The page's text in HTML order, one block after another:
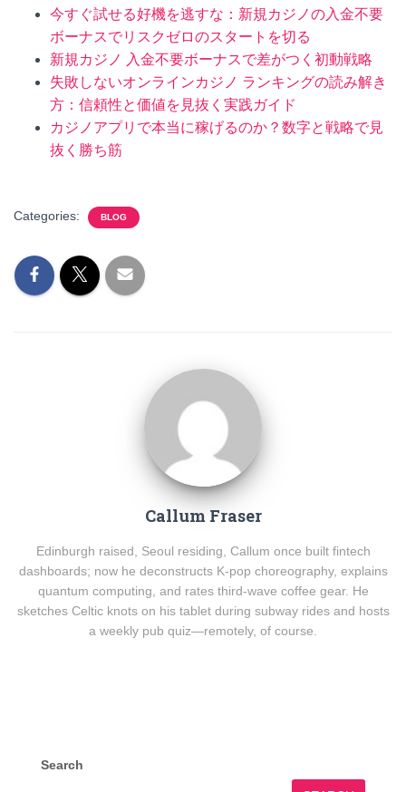
今すぐ試せる好機を逃すな：新規カジノの入金不要
ボーナスでリスクゼロのスタートを切る
新規カジノ 入金不要ボーナスで差がつく初動戦略
失敗しないオンラインカジノ ランキングの読み解き
方：信頼性と価値を見抜く実践ガイド
カジノアプリで本当に稼げるのか？数字と戦略で見
抜く勝ち筋
Categories: BLOG
Callum Fraser
Edinburgh raised, Seoul residing, Callum once built fintech
dashboards; now he deconstructs K-pop choreography, explains
quantum computing, and rates third-wave coffee gear. He
sketches Celtic knots on his tablet during subway rides and hosts
a weekly pub quiz—remotely, of course.
Search